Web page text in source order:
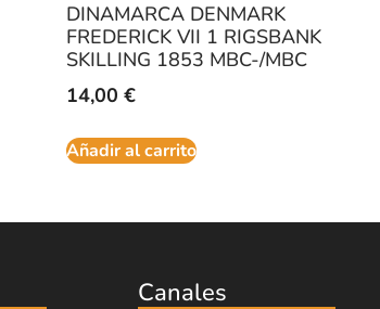
DINAMARCA DENMARK
FREDERICK VII 1 RIGSBANK
SKILLING 1853 MBC-/MBC
14,00 €
Añadir al carrito
Canales